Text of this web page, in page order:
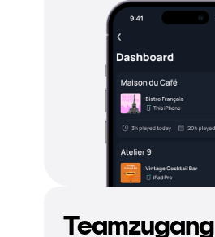
Teamzugang